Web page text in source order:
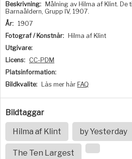
Beskrivning:
Målning av Hilma af Klint. De
Barnaåldern, Grupp IV, 1907.
År: 1907
Fotograf / Konstnär:
Hilma af Klint
Utgivare:
Licens: CC-PDM
Platsinformation:
Bildkvalite:
Läs mer här FAQ
Bildtaggar
Hilma af Klint by Yesterday
The Ten Largest